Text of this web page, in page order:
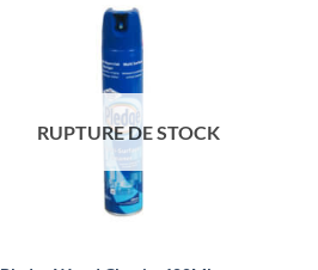
RUPTURE DE STOCK